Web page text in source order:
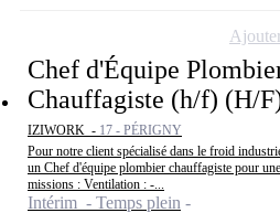
Chef d'Équipe
Chauffagiste (h/f) (H/
IZIWORK - 17 - PÉRIGNY
Pour notre client spécialisé dans le froid
un Chef d'équipe plombier chauffagiste pour
missions : Ventilation : -...
Intérim - Temps plein